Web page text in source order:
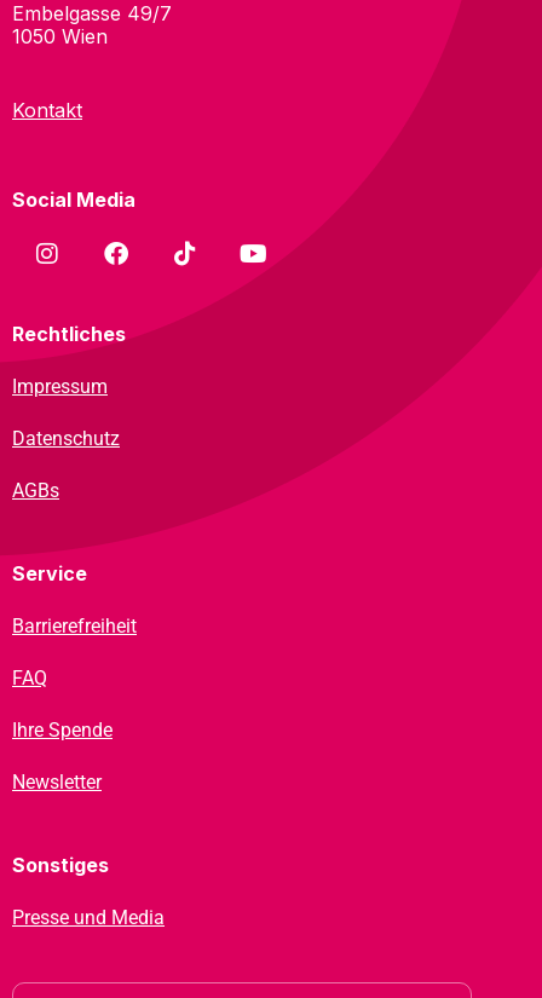
Embelgasse 49/7
1050 Wien
Kontakt
Social Media
Rechtliches
Impressum
Datenschutz
AGBs
Service
Barrierefreiheit
FAQ
Ihre Spende
Newsletter
Sonstiges
Presse und Media